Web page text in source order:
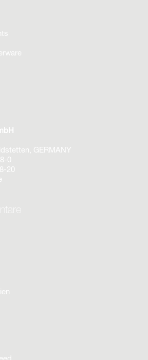
GERMANY
0
20